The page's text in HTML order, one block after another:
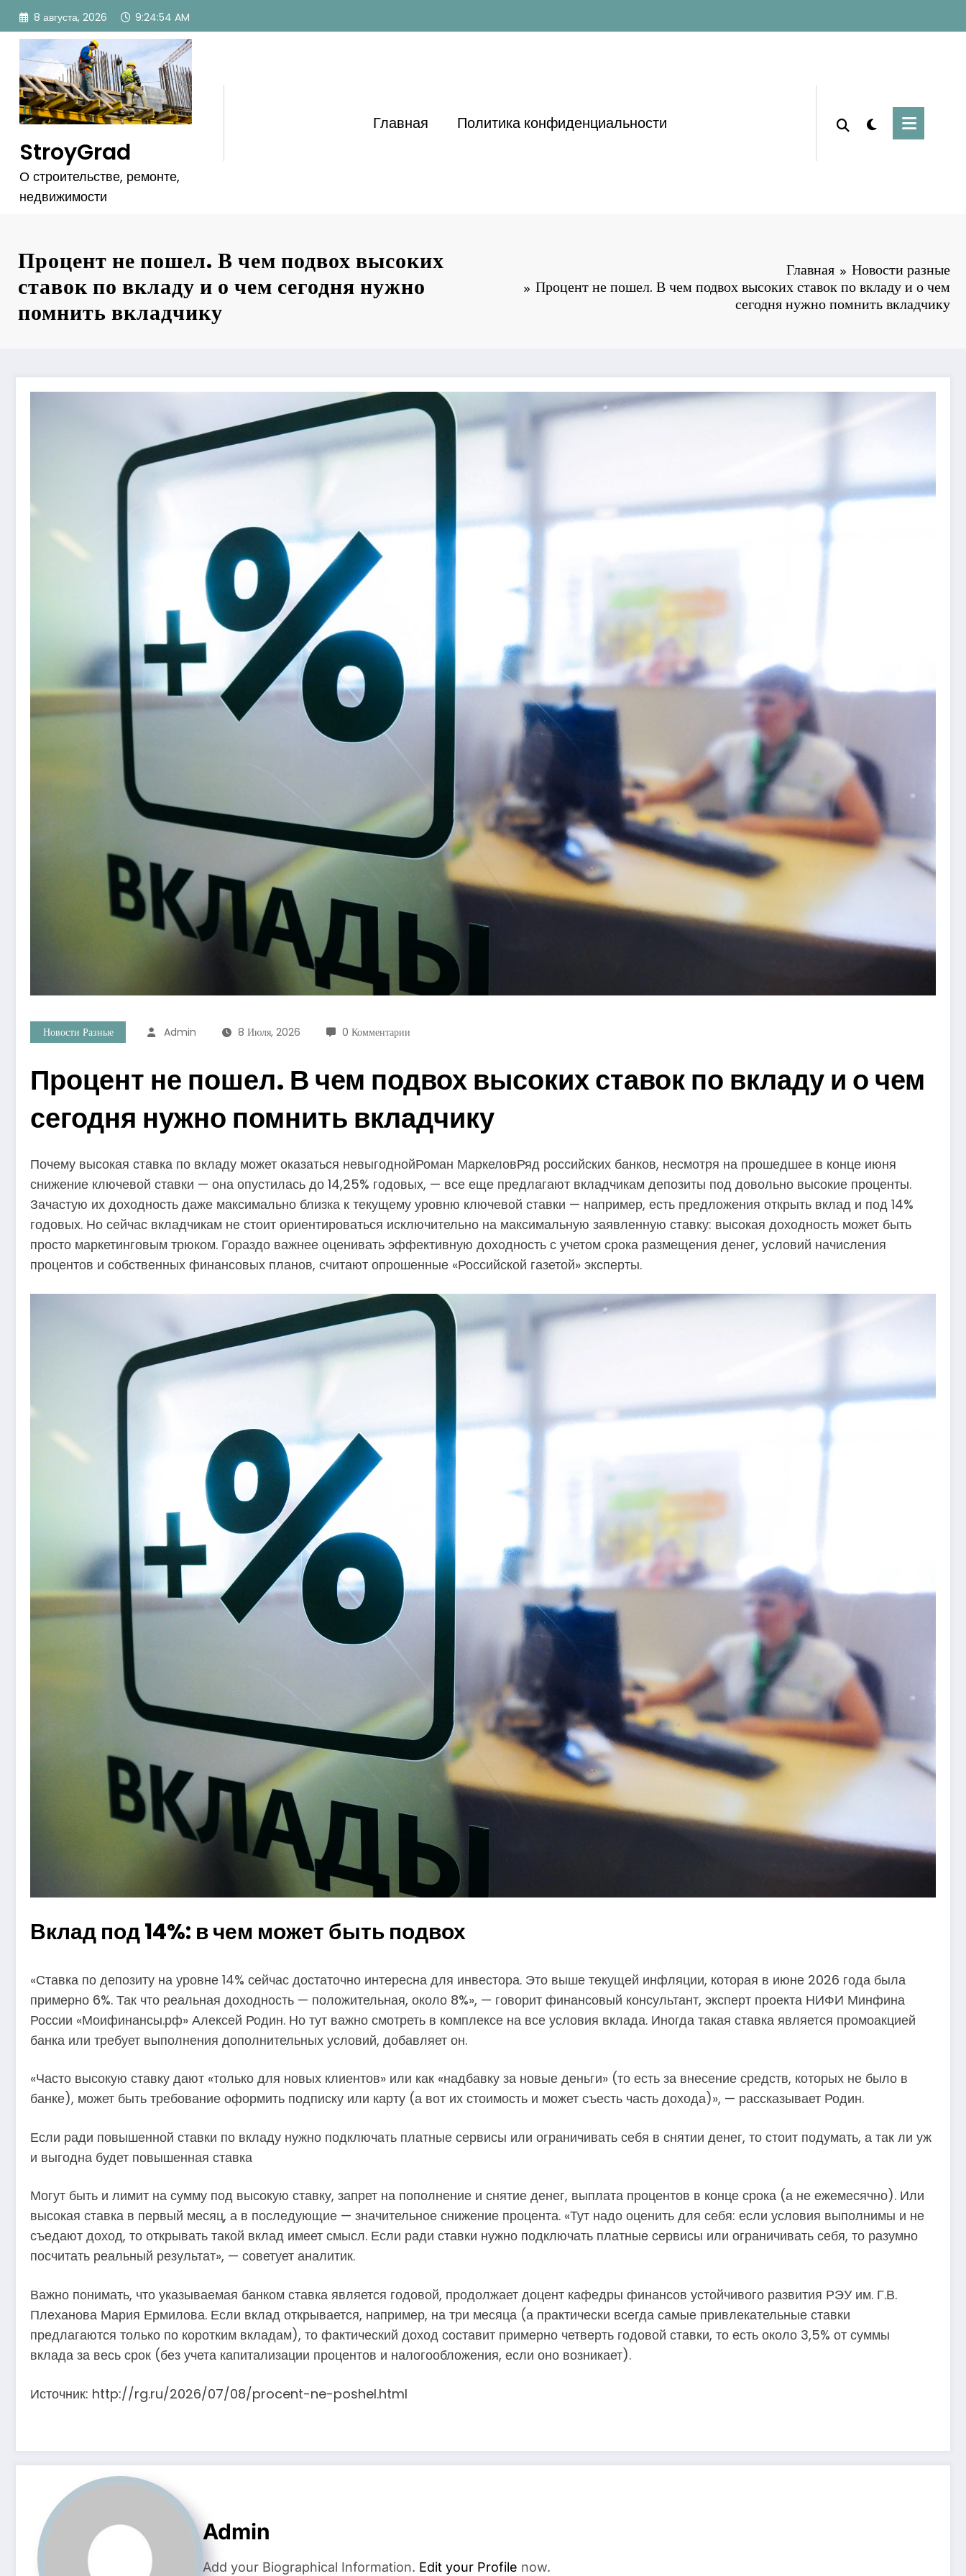
Перейти
содержимому
8 августа, 2026 9:24:57 AM
StroyGrad
О строительстве, ремонте,
недвижимости
Главная Политика конфиденциальности
Процент не пошел. В чем подвох высоких
ставок по вкладу и о чем сегодня нужно
помнить вкладчику
Главная
Новости разные
Процент не пошел. В чем подвох высоких ставок по вкладу и о чем
сегодня нужно помнить вкладчику
Новости Разные Admin 8 Июля, 2026 0 Комментарии
Процент не пошел. В чем подвох высоких ставок по вкладу и о чем
сегодня нужно помнить вкладчику
Почему высокая ставка по вкладу может оказаться невыгоднойРоман МаркеловРяд российских банков, несмотря на прошедшее в конце июня
снижение ключевой ставки — она опустилась до 14,25% годовых, — все еще предлагают вкладчикам депозиты под довольно высокие проценты.
Зачастую их доходность даже максимально близка к текущему уровню ключевой ставки — например, есть предложения открыть вклад и под 14%
годовых. Но сейчас вкладчикам не стоит ориентироваться исключительно на максимальную заявленную ставку: высокая доходность может быть
просто маркетинговым трюком. Гораздо важнее оценивать эффективную доходность с учетом срока размещения денег, условий начисления
процентов и собственных финансовых планов, считают опрошенные «Российской газетой» эксперты.
Вклад под 14%: в чем может быть подвох
«Ставка по депозиту на уровне 14% сейчас достаточно интересна для инвестора. Это выше текущей инфляции, которая в июне 2026 года была
примерно 6%. Так что реальная доходность — положительная, около 8%», — говорит финансовый консультант, эксперт проекта НИФИ Минфина
России «Моифинансы.рф» Алексей Родин. Но тут важно смотреть в комплексе на все условия вклада. Иногда такая ставка является промоакцией
банка или требует выполнения дополнительных условий, добавляет он.
«Часто высокую ставку дают «только для новых клиентов» или как «надбавку за новые деньги» (то есть за внесение средств, которых не было в
банке), может быть требование оформить подписку или карту (а вот их стоимость и может съесть часть дохода)», — рассказывает Родин.
Если ради повышенной ставки по вкладу нужно подключать платные сервисы или ограничивать себя в снятии денег, то стоит подумать, а так ли уж
и выгодна будет повышенная ставка
Могут быть и лимит на сумму под высокую ставку, запрет на пополнение и снятие денег, выплата процентов в конце срока (а не ежемесячно). Или
высокая ставка в первый месяц, а в последующие — значительное снижение процента. «Тут надо оценить для себя: если условия выполнимы и не
съедают доход, то открывать такой вклад имеет смысл. Если ради ставки нужно подключать платные сервисы или ограничивать себя, то разумно
посчитать реальный результат», — советует аналитик.
Важно понимать, что указываемая банком ставка является годовой, продолжает доцент кафедры финансов устойчивого развития РЭУ им. Г.В.
Плеханова Мария Ермилова. Если вклад открывается, например, на три месяца (а практически всегда самые привлекательные ставки
предлагаются только по коротким вкладам), то фактический доход составит примерно четверть годовой ставки, то есть около 3,5% от суммы
вклада за весь срок (без учета капитализации процентов и налогообложения, если оно возникает).
Источник: http://rg.ru/2026/07/08/procent-ne-poshel.html
Admin
Add your Biographical Information. Edit your Profile now.